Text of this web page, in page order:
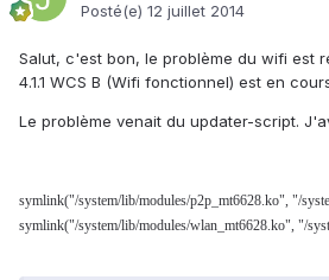
Posté(e) 12 juillet 2014
Salut, c'est bon, le problème du wifi est
4.1.1 WCS B (Wifi fonctionnel) est en
Le problème venait du updater-script.
symlink("/system/lib/modules/p2p_mt6628.ko", "/
symlink("/system/lib/modules/wlan_mt6628.ko", "/